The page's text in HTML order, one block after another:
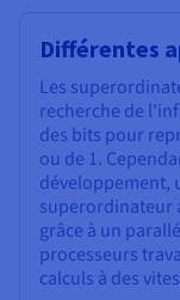
Différentes
Les
recherche de
des bits pour
ou de 1.
développement,
superordinateur
grâce à un
processeurs
calculs à des